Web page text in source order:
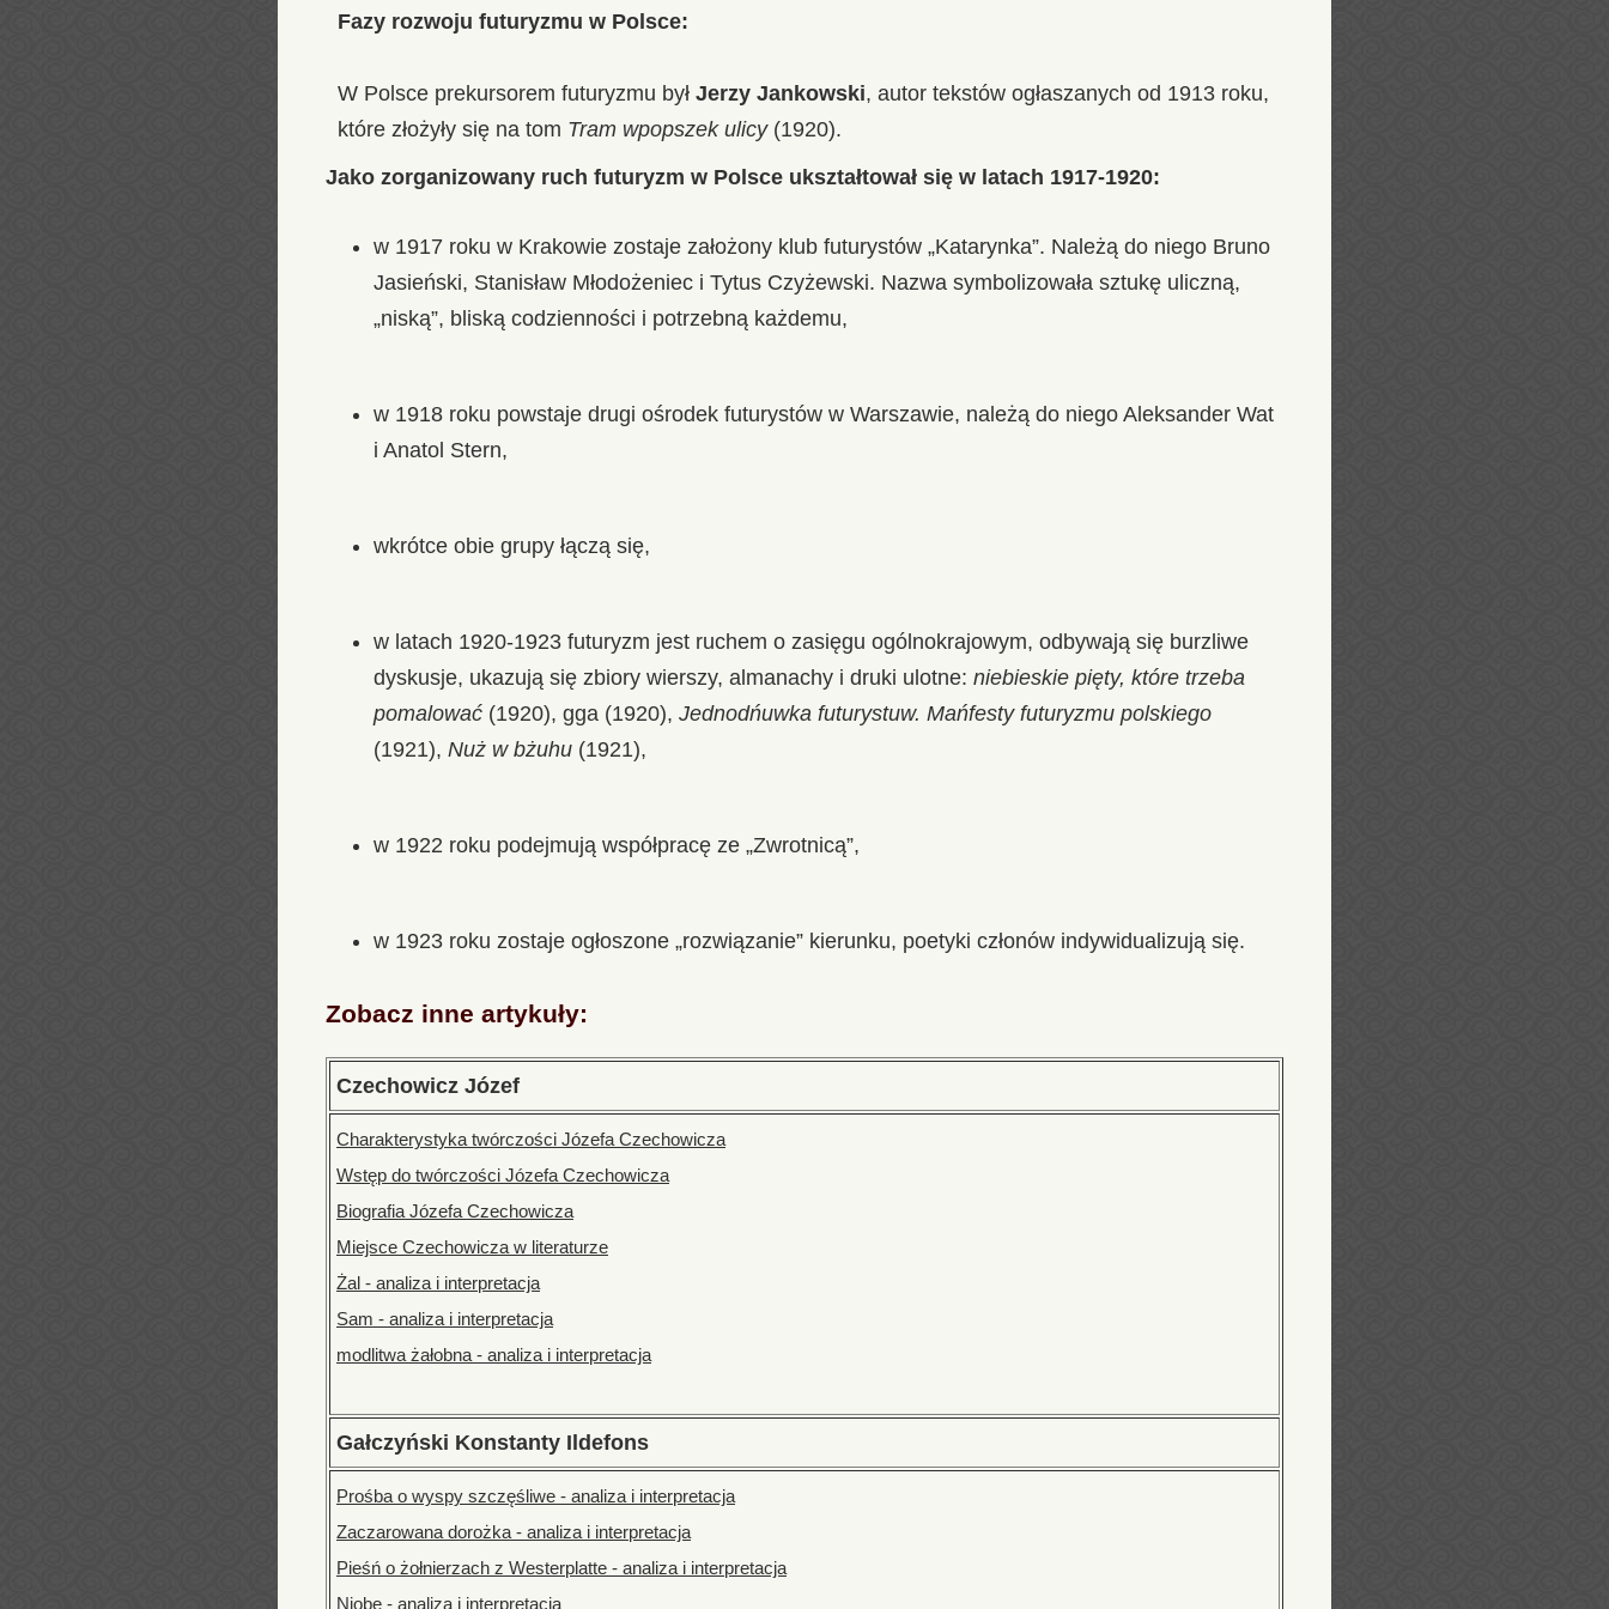
Fazy rozwoju futuryzmu w Polsce:
W Polsce prekursorem futuryzmu był Jerzy Jankowski, autor tekstów ogłaszanych od 1913 roku,
które złożyły się na tom Tram wpopszek ulicy(1920).
Jako zorganizowany ruch futuryzm w Polsce ukształtował się w latach 1917-1920:
w 1917 roku w Krakowie zostaje założony klub futurystów „Katarynka”. Należą do niego Bruno
Jasieński, Stanisław Młodożeniec i Tytus Czyżewski. Nazwa symbolizowała sztukę uliczną,
„niską”, bliską codzienności i potrzebną każdemu,
w 1918 roku powstaje drugi ośrodek futurystów w Warszawie, należą do niego Aleksander Wat
i Anatol Stern,
wkrótce obie grupy łączą się,
w latach 1920-1923 futuryzm jest ruchem o zasięgu ogólnokrajowym, odbywają się burzliwe
dyskusje, ukazują się zbiory wierszy, almanachy i druki ulotne: niebieskie pięty, które trzeba
pomalować (1920), gga (1920), Jednodńuwka futurystuw. Mańfesty futuryzmu polskiego
(1921), Nuż w bżuhu (1921),
w 1922 roku podejmują współpracę ze „Zwrotnicą”,
w 1923 roku zostaje ogłoszone „rozwiązanie” kierunku, poetyki członów indywidualizują się.
Zobacz inne artykuły:
Czechowicz Józef
Charakterystyka twórczości Józefa Czechowicza
Wstęp do twórczości Józefa Czechowicza
Biografia Józefa Czechowicza
Miejsce Czechowicza w literaturze
Żal - analiza i interpretacja
Sam - analiza i interpretacja
modlitwa żałobna - analiza i interpretacja
Gałczyński Konstanty Ildefons
Prośba o wyspy szczęśliwe - analiza i interpretacja
Zaczarowana dorożka - analiza i interpretacja
Pieśń o żołnierzach z Westerplatte - analiza i interpretacja
Niobe - analiza i interpretacja